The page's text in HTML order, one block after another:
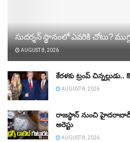
సుదర్శన్‌ స్థానంలో ఎవరికి చోటు?
AUGUST 8, 2026
కేరళకు ట్రంప్‌
AUGUST 8, 2026
రాజస్థాన్‌ నుంచి
అరెస్టు
AUGUST 8, 2026